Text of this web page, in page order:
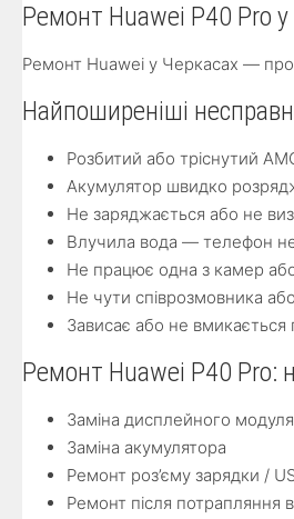
Ремонт Huawei P40 Pro
Ремонт Huawei у Черкасах —
Найпоширеніші
Розбитий або тріснутий
Акумулятор швидко
Не заряджається або не
Влучила вода — телефон
Не працює одна з камер
Не чути співрозмовника
Зависає або не вмикається
Ремонт Huawei P40 Pro:
Заміна дисплейного
Заміна акумулятора
Ремонт роз’єму зарядки /
Ремонт після потрапляння